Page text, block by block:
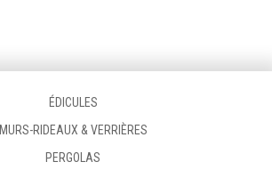
ÉDICULES
MURS-RIDEAUX & VERRIÈRES
PERGOLAS